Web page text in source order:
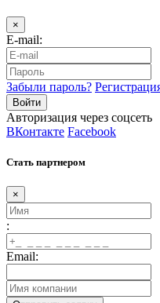
×
E-mail:
Забыли пароль?
Авторизация через соцсеть
ВКонтакте Facebook
Стать партнером
×
:
Email: